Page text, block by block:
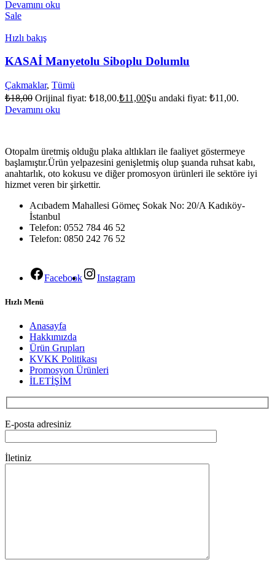
Devamını oku
Sale
Hızlı bakış
KASAİ Manyetolu Siboplu Dolumlu
Çakmaklar, Tümü
₺18,00 Orijinal fiyat: ₺18,00.₺11,00Şu andaki fiyat: ₺11,00.
Devamını oku
Otopalm üretmiş olduğu plaka altlıkları ile faaliyet göstermeye
başlamıştır.Ürün yelpazesini genişletmiş olup şuanda ruhsat kabı,
anahtarlık, oto kokusu ve diğer promosyon ürünleri ile sektöre iyi
hizmet veren bir şirkettir.
Acıbadem Mahallesi Gömeç Sokak No: 20/A Kadıköy-
İstanbul
Telefon: 0552 784 46 52
Telefon: 0850 242 76 52
Facebook Instagram
Hızlı Menü
Anasayfa
Hakkımızda
Ürün Grupları
KVKK Politikası
Promosyon Ürünleri
İLETİŞİM
E-posta adresiniz
İletiniz